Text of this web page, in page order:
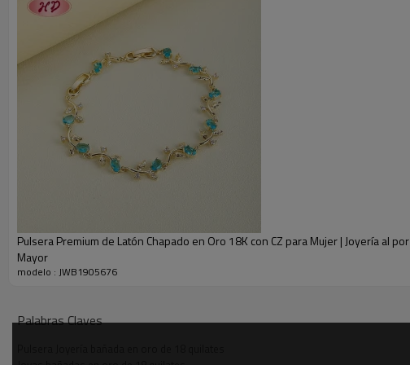
Pulsera con diseño de frutas
Pulsera Premium de Latón Chapado en Oro 18K con CZ para Mujer | Joyería al por
Mayor
modelo : JWB1905676
Palabras Claves